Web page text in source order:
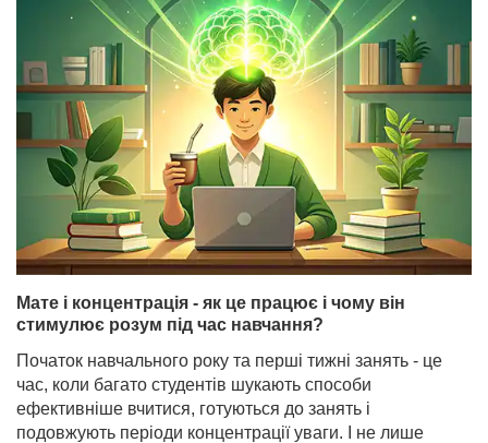
Мате і концентрація - як це працює і чому він
стимулює розум під час навчання?
Початок навчального року та перші тижні занять - це
час, коли багато студентів шукають способи
ефективніше вчитися, готуються до занять і
подовжують періоди концентрації уваги. І не лише